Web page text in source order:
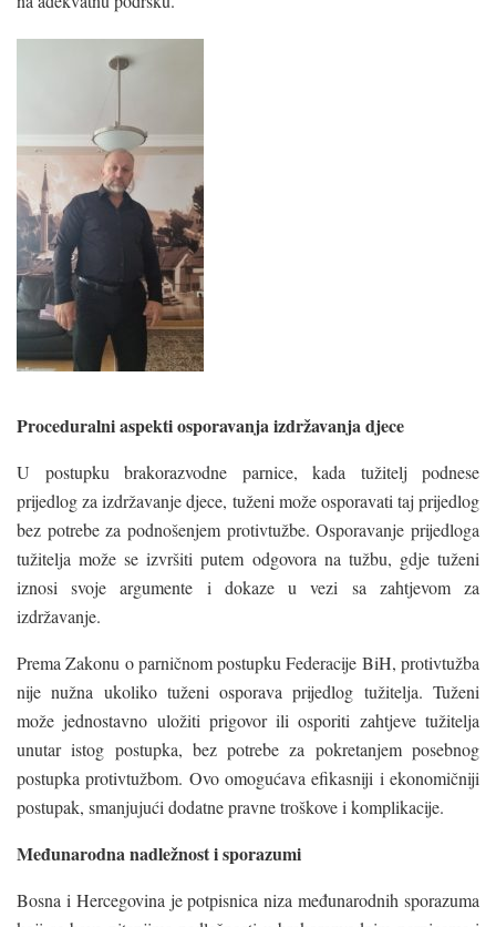
Proceduralni aspekti osporavanja izdržavanja djece
U postupku brakorazvodne parnice, kada tužitelj podnese
prijedlog za izdržavanje djece, tuženi može osporavati taj prijedlog
bez potrebe za podnošenjem protivtužbe. Osporavanje prijedloga
tužitelja može se izvršiti putem odgovora na tužbu, gdje tuženi
iznosi svoje argumente i dokaze u vezi sa zahtjevom za
izdržavanje.
Prema Zakonu o parničnom postupku Federacije BiH, protivtužba
nije nužna ukoliko tuženi osporava prijedlog tužitelja. Tuženi
može jednostavno uložiti prigovor ili osporiti zahtjeve tužitelja
unutar istog postupka, bez potrebe za pokretanjem posebnog
postupka protivtužbom. Ovo omogućava efikasniji i ekonomičniji
postupak, smanjujući dodatne pravne troškove i komplikacije.
Međunarodna nadležnost i sporazumi
Bosna i Hercegovina je potpisnica niza međunarodnih sporazuma